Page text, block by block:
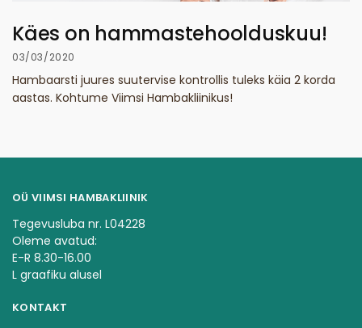
Käes on hammastehoolduskuu!
03/03/2020
Hambaarsti juures suutervise kontrollis tuleks käia 2 korda
aastas. Kohtume Viimsi Hambakliinikus!
OÜ VIIMSI HAMBAKLIINIK
Tegevusluba nr. L04228
Oleme avatud:
E-R 8.30-16.00
L graafiku alusel
KONTAKT